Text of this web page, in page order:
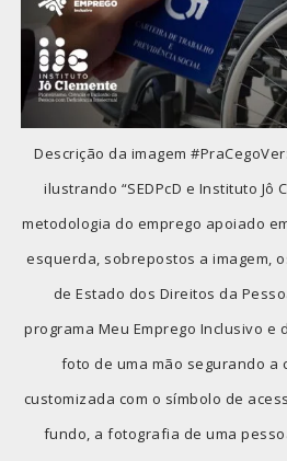
Descrição da imagem
ilustrando “SEDPcD e Instituto Jô
metodologia do emprego apoiado
esquerda, sobrepostos a imagem,
de Estado dos Direitos da
programa Meu Emprego Inclusivo e
foto de uma mão segurando a
customizada com o símbolo de
fundo, a fotografia de uma